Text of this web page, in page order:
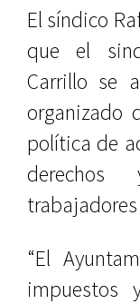
El síndico
que el
Carrillo se
organizado
política de
“El
impuestos